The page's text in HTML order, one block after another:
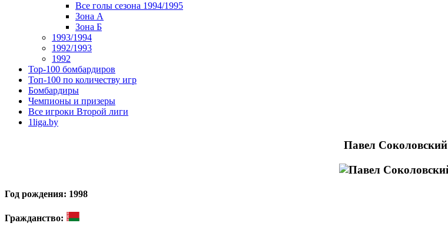
Все голы сезона 1994/1995
Зона А
Зона Б
1993/1994
1992/1993
1992
Top-100 бомбардиров
Топ-100 по количеству игр
Бомбардиры
Чемпионы и призеры
Все игроки Второй лиги
1liga.by
Павел Соколовский
Год рождения: 1998
Гражданство: